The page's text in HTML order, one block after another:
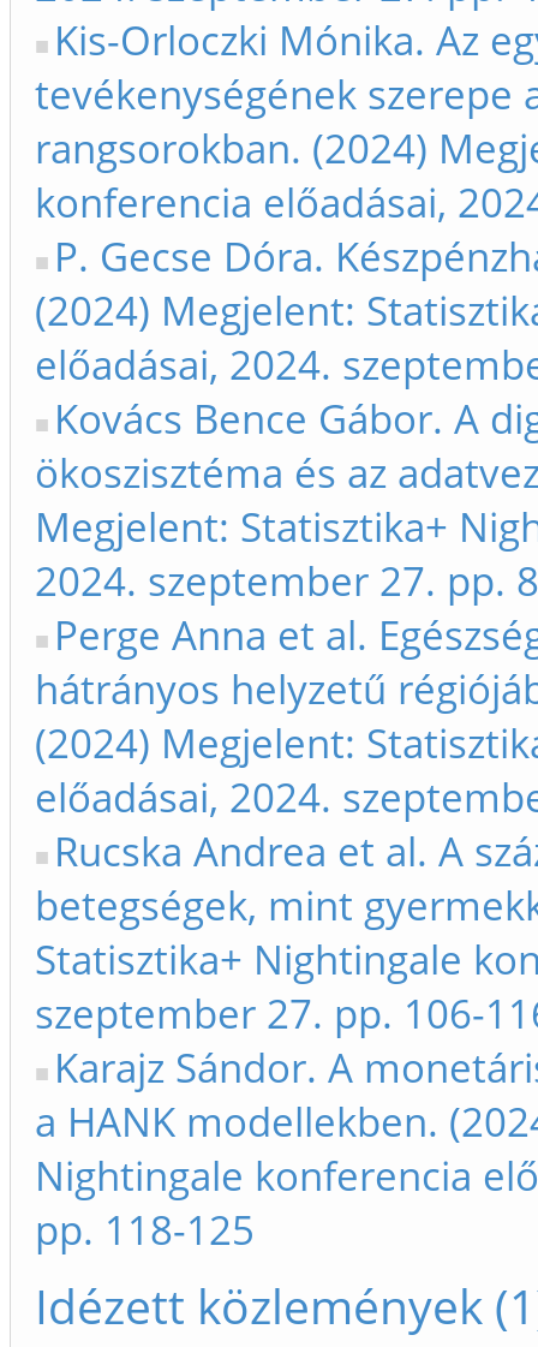
Kis-Orloczki Mónika. Az
tevékenységének
rangsorokban. (2024)
konferencia előadásai,
P. Gecse Dóra.
(2024) Megjelent:
előadásai, 2024.
Kovács Bence Gábor. A
ökoszisztéma és az
Megjelent: Statisztika+
2024. szeptember 27. pp.
Perge Anna et al.
hátrányos helyzetű
(2024) Megjelent:
előadásai, 2024.
Rucska Andrea et al. A
betegségek, mint
Statisztika+ Nightingale
szeptember 27. pp. 106-
Karajz Sándor. A
a HANK modellekben.
Nightingale konferencia
pp. 118-125
Idézett közlemények